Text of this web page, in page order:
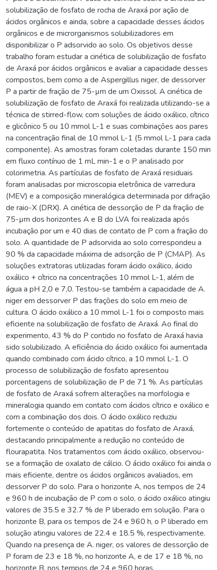
solubilização de fosfato de rocha de Araxá por ação de
ácidos orgânicos e ainda, sobre a capacidade desses ácidos
orgânicos e de microrganismos solubilizadores em
disponibilizar o P adsorvido ao solo. Os objetivos desse
trabalho foram estudar a cinética de solubilização de fosfato
de Araxá por ácidos orgânicos e avaliar a capacidade desses
compostos, bem como a de Aspergillus niger, de dessorver
P a partir de fração de 75-µm de um Oxissol. A cinética de
solubilização de fosfato de Araxá foi realizada utilizando-se a
técnica de stirred-flow, com soluções de ácido oxálico, cítrico
e glicônico 5 ou 10 mmol L-1 e suas combinações aos pares
na concentração final de 10 mmol L-1 (5 mmol L-1 para cada
componente). As amostras foram coletadas durante 150 min
em fluxo contínuo de 1 mL min-1 e o P analisado por
colorimetria. As partículas de fosfato de Araxá residuais
foram analisadas por microscopia eletrônica de varredura
(MEV) e a composição mineralógica determinada por difração
de raio-X (DRX). A cinética de dessorção de P da fração de
75-µm dos horizontes A e B do LVA foi realizada após
incubação por um e 40 dias de contato de P com a fração do
solo. A quantidade de P adsorvida ao solo correspondeu a
90 % da capacidade máxima de adsorção de P (CMAP). As
soluções extratoras utilizadas foram ácido oxálico, ácido
oxálico + cítrico na concentrações 10 mmol L-1, além de
água a pH 2,0 e 7,0. Testou-se também a capacidade de A.
niger em dessorver P das frações do solo em meio de
cultura. O ácido oxálico a 10 mmol L-1 foi o composto mais
eficiente na solubilização de fosfato de Araxá. Ao final do
experimento, 43 % do P contido no fosfato de Araxá havia
sido solubilizado. A eficiência do ácido oxálico foi aumentada
quando combinado com ácido cítrico, a 10 mmol L-1. O
processo de solubilização de fosfato apresentou
porcentagens de solubilização de P de 71 %. As partículas
de fosfato de Araxá sofrem alterações na morfologia e
mineralogia quando em contato com ácidos cítrico e oxálico e
com a combinação dos dois. O ácido oxálico reduziu
fortemente o conteúdo de apatitas do fosfato de Araxá,
destacando principalmente a redução no conteúdo de
flourapatita. Nos tratamentos com ácido oxálico, observou-
se a formação de oxalato de cálcio. O ácido oxálico foi ainda o
mais eficiente, dentre os ácidos orgânicos avaliados, em
dessorver P do solo. Para o horizonte A, nos tempos de 24
e 960 h de incubação de P com o solo, o ácido oxálico atingiu
valores de 35.5 e 32.7 % de P liberado em solução. Para o
horizonte B, para os tempos de 24 e 960 h, o P liberado em
solução atingiu valores de 22.4 e 18.5 %, respectivamente.
Quando na presença de A. niger, os valores de dessorção de
P foram de 23 e 18 %, no horizonte A, e de 17 e 18 %, no